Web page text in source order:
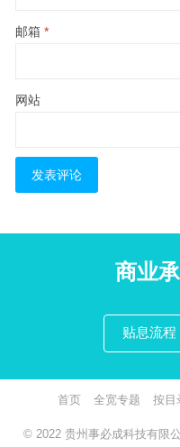
邮箱 *
网站
商业
贴息流程
首页 全宽专题 按目
© 2022 贵州事必成科技有限